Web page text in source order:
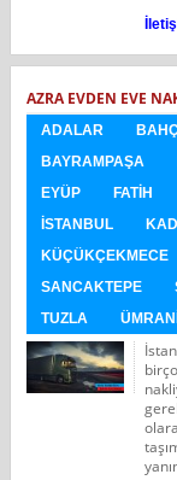
AZRA EVDEN EVE
ADALAR
BAYRAMPAŞA
EYÜP
FATIH
İSTANBUL
KÜÇÜKÇEKMECE
SANCAKTEPE
TUZLA